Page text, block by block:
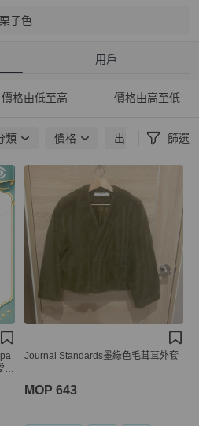
栗子色
用戶
價格由低至高 價格由高至低
類 價格 出貨地點 篩選
馬
Journal Standards墨綠色毛茸茸外套
MOP 643